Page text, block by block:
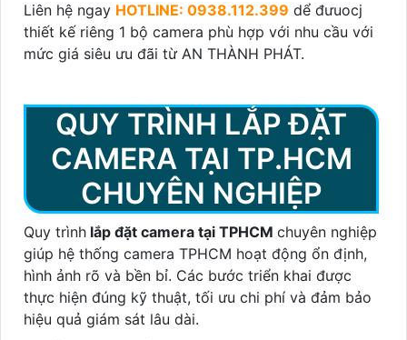
Liên hệ ngay HOTLINE: 0938.112.399 dể đưuocj
thiết kế riêng 1 bộ camera phù hợp với nhu cầu với
mức giá siêu ưu đãi từ AN THÀNH PHÁT.
QUY TRÌNH LẮP ĐẶT
CAMERA TẠI TP.HCM
CHUYÊN NGHIỆP
Quy trình lắp đặt camera tại TPHCM chuyên nghiệp
giúp hệ thống camera TPHCM hoạt động ổn định,
hình ảnh rõ và bền bỉ. Các bước triển khai được
thực hiện đúng kỹ thuật, tối ưu chi phí và đảm bảo
hiệu quả giám sát lâu dài.